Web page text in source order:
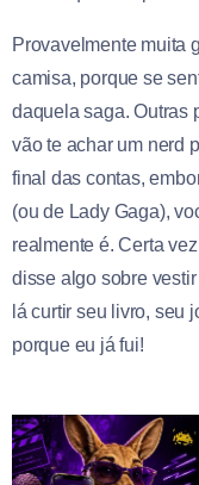
Provavelmente muita
camisa, porque se
daquela saga. Outras
vão te achar um nerd
final das contas,
(ou de Lady Gaga),
realmente é. Certa
disse algo sobre
lá curtir seu livro, seu
porque eu já fui!